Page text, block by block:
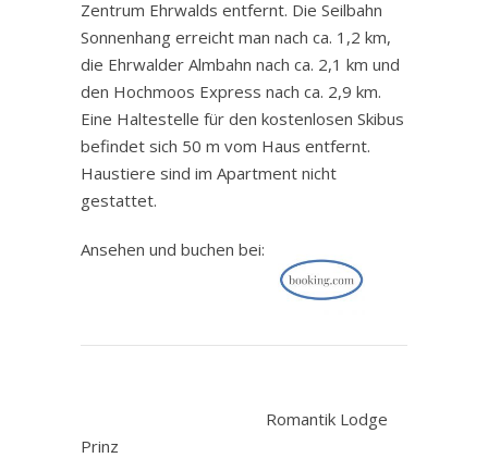
Zentrum Ehrwalds entfernt. Die Seilbahn
Sonnenhang erreicht man nach ca. 1,2 km,
die Ehrwalder Almbahn nach ca. 2,1 km und
den Hochmoos Express nach ca. 2,9 km.
Eine Haltestelle für den kostenlosen Skibus
befindet sich 50 m vom Haus entfernt.
Haustiere sind im Apartment nicht
gestattet.
Ansehen und buchen bei:
Romantik Lodge
Prinz